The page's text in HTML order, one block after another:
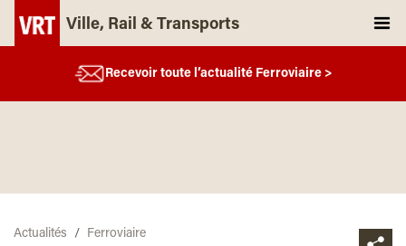
Ville, Rail & Transports
Recevoir toute l’actualité Ferroviaire >
Actualités
Ferroviaire